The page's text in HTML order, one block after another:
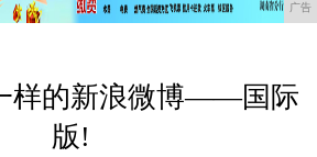
广告
样的新浪微博——国际
版!